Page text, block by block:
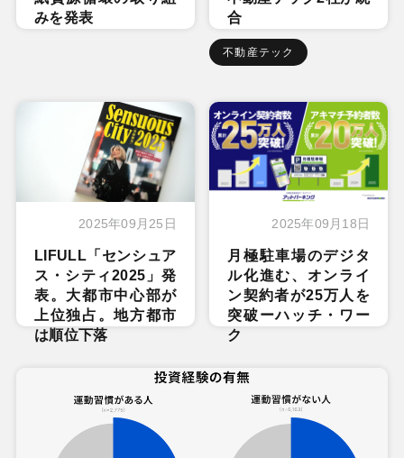
みを発表
合
不動産テック
2025年09月25日
LIFULL「センシュア
ス・シティ2025」発
表。大都市中心部が
上位独占。地方都市
は順位下落
2025年09月18日
月極駐車場のデジタ
ル化進む、オンライ
ン契約者が25万人を
突破ーハッチ・ワー
ク